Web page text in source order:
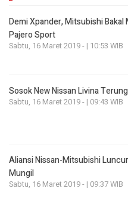
Demi Xpander, Mitsubishi
Pajero Sport
Sabtu, 16 Maret 2019 - | 10:53 WIB
Sosok New Nissan Livina
Sabtu, 16 Maret 2019 - | 09:43 WIB
Aliansi Nissan-Mitsubishi
Mungil
Sabtu, 16 Maret 2019 - | 09:37 WIB